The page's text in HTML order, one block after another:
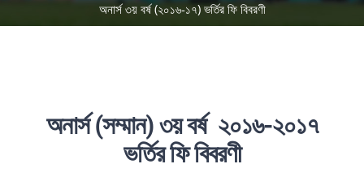
অনার্স ৩য় বর্ষ (২০১৬-১৭) ভর্তির ফি বিবরণী
অনার্স (সম্মান) ৩য় বর্ষ ২০১৬-২০১৭
ভর্তির ফি বিবরণী